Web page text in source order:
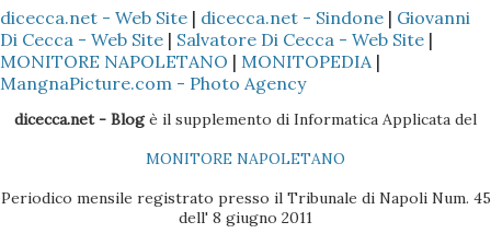
(ovviamente dipende sempre se il cellulare Nokia è il Vostro
o di un Vostro amico) del Nokia con l'Outlook, così che tutti
i dati presenti nella Rubrica siano copiati nella sezione
Contatti dell'Outlook 4 - Scaricare l'ultima versione del
dicecca.net - Web Site | dicecca.net - Sindone | Giovanni
Di Cecca - Web Site | Salvatore Di Cecca - Web Site |
MONITORE NAPOLETANO | MONITOPEDIA |
MangnaPicture.com - Photo Agency
dicecca.net - Blogè il supplemento di Informatica Applicata del
MONITORE NAPOLETANO
Periodico mensile registrato presso il Tribunale di Napoli Num. 45
dell' 8 giugno 2011